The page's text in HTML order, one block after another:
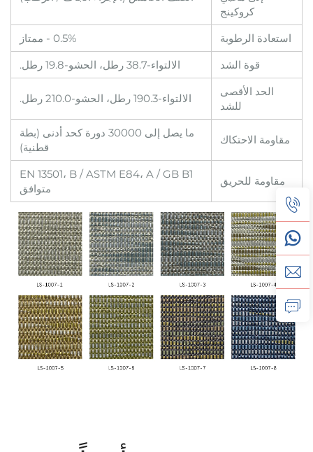
كروكينج
استعادة الرطوبة
0.5% - ممتاز
قوة الشد
الالتواء-38.7 رطل، الحشو-19.8 رطل.
الحد الأقصى
للشد
الالتواء-190.3 رطل، الحشو-210.0 رطل.
مقاومة الاحتكاك
ما يصل إلى 30000 دورة كحد أدنى (بطة
قطنية)
مقاومة للحريق
EN 13501، B / ASTM E84، A / GB B1
متوافق